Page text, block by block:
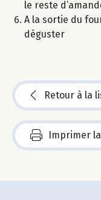
le reste
A la sortie du
déguster
Retour à la
Imprimer